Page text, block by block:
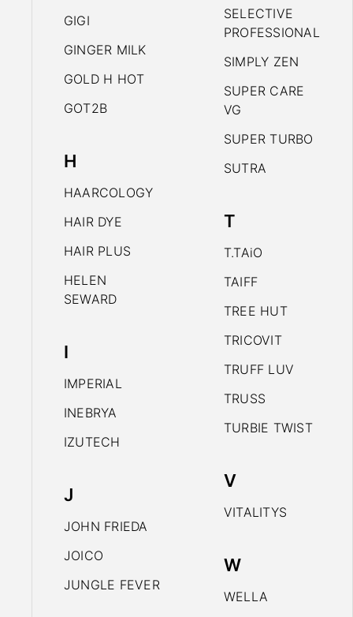
GIGI
GINGER MILK
GOLD H HOT
GOT2B
H
HAARCOLOGY
HAIR DYE
HAIR PLUS
HELEN
SEWARD
I
IMPERIAL
INEBRYA
IZUTECH
J
JOHN FRIEDA
JOICO
JUNGLE FEVER
SELECTIVE
PROFESSIONAL
SIMPLY ZEN
SUPER CARE
VG
SUPER TURBO
SUTRA
T
T.TAiO
TAIFF
TREE HUT
TRICOVIT
TRUFF LUV
TRUSS
TURBIE TWIST
V
VITALITYS
W
WELLA